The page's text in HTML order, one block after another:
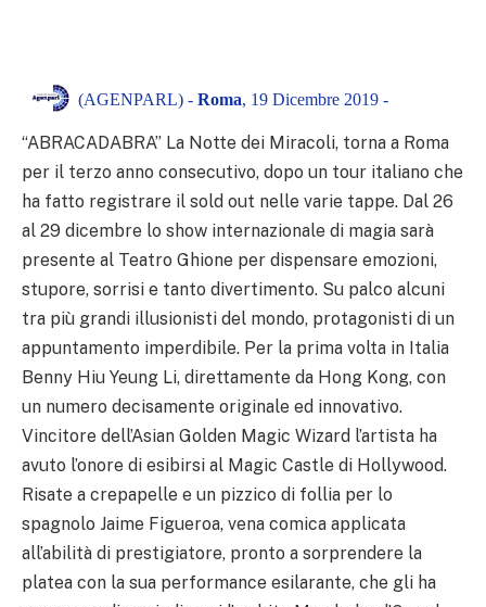
(AGENPARL) - Roma, 19 Dicembre 2019 -
“ABRACADABRA” La Notte dei Miracoli, torna a Roma
per il terzo anno consecutivo, dopo un tour italiano che
ha fatto registrare il sold out nelle varie tappe. Dal 26
al 29 dicembre lo show internazionale di magia sarà
presente al Teatro Ghione per dispensare emozioni,
stupore, sorrisi e tanto divertimento. Su palco alcuni
tra più grandi illusionisti del mondo, protagonisti di un
appuntamento imperdibile. Per la prima volta in Italia
Benny Hiu Yeung Li, direttamente da Hong Kong, con
un numero decisamente originale ed innovativo.
Vincitore dell’Asian Golden Magic Wizard l’artista ha
avuto l’onore di esibirsi al Magic Castle di Hollywood.
Risate a crepapelle e un pizzico di follia per lo
spagnolo Jaime Figueroa, vena comica applicata
all’abilità di prestigiatore, pronto a sorprendere la
platea con la sua performance esilarante, che gli ha